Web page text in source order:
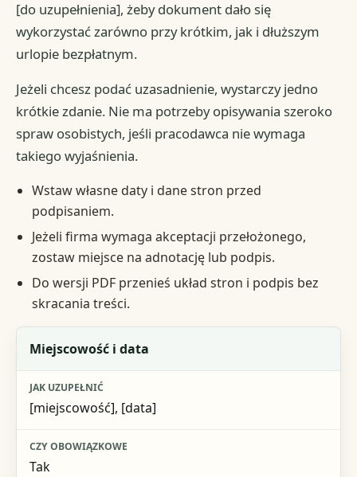
[do uzupełnienia], żeby dokument dało się
wykorzystać zarówno przy krótkim, jak i dłuższym
urlopie bezpłatnym.
Jeżeli chcesz podać uzasadnienie, wystarczy jedno
krótkie zdanie. Nie ma potrzeby opisywania szeroko
spraw osobistych, jeśli pracodawca nie wymaga
takiego wyjaśnienia.
Wstaw własne daty i dane stron przed
podpisaniem.
Jeżeli firma wymaga akceptacji przełożonego,
zostaw miejsce na adnotację lub podpis.
Do wersji PDF przenieś układ stron i podpis bez
skracania treści.
Pole
Jak uzupełnić
Czy obowiązkowe
Miejscowość i data
[miejscowość], [data]
Tak